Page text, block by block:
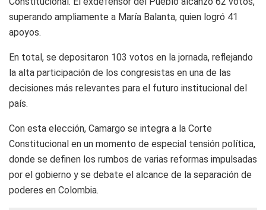
superando ampliamente a María Balanta, quien logró 41
apoyos.
En total, se depositaron 103 votos en la jornada, reflejando
la alta participación de los congresistas en una de las
decisiones más relevantes para el futuro institucional del
país.
Con esta elección, Camargo se integra a la Corte
Constitucional en un momento de especial tensión política,
donde se definen los rumbos de varias reformas impulsadas
por el gobierno y se debate el alcance de la separación de
poderes en Colombia.